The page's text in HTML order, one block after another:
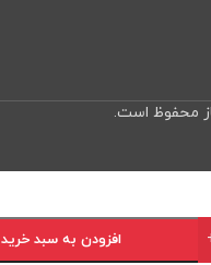
محفوظ است.
افزودن به سبد خرید